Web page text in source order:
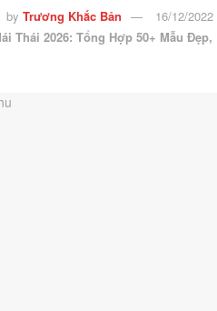
by Trương Khắc Bản
16/12/2022
Thái 2026: Tổng Hợp 50+ Mẫu